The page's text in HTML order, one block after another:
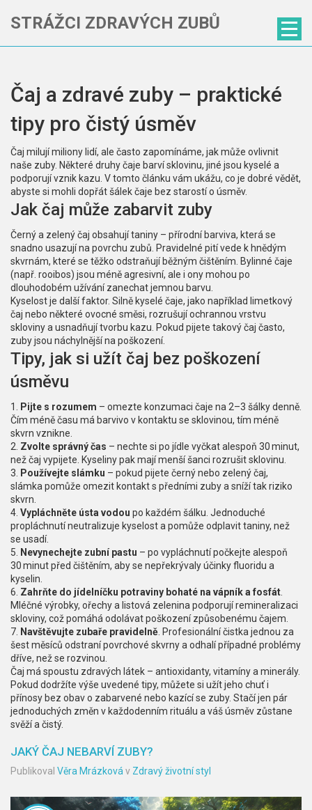
STRÁŽCI ZDRAVÝCH ZUBŮ
Čaj a zdravé zuby – praktické
tipy pro čistý úsměv
Čaj milují miliony lidí, ale často zapomínáme, jak může ovlivnit
naše zuby. Některé druhy čaje barví sklovinu, jiné jsou kyselé a
podporují vznik kazu. V tomto článku vám ukážu, co je dobré vědět,
abyste si mohli dopřát šálek čaje bez starostí o úsměv.
Jak čaj může zabarvit zuby
Černý a zelený čaj obsahují taniny – přírodní barviva, která se
snadno usazují na povrchu zubů. Pravidelné pití vede k hnědým
skvrnám, které se těžko odstraňují běžným čištěním. Bylinné čaje
(např. rooibos) jsou méně agresivní, ale i ony mohou po
dlouhodobém užívání zanechat jemnou barvu.
Kyselost je další faktor. Silně kyselé čaje, jako například limetkový
čaj nebo některé ovocné směsi, rozrušují ochrannou vrstvu
skloviny a usnadňují tvorbu kazu. Pokud pijete takový čaj často,
zuby jsou náchylnější na poškození.
Tipy, jak si užít čaj bez poškození
úsměvu
1. Pijte s rozumem – omezte konzumaci čaje na 2–3 šálky denně.
Čím méně času má barvivo v kontaktu se sklovinou, tím méně
skvrn vznikne.
2. Zvolte správný čas – nechte si po jídle vyčkat alespoň 30 minut,
než čaj vypijete. Kyseliny pak mají menší šanci rozrušit sklovinu.
3.
Používejte slámku – pokud pijete černý nebo zelený čaj,
slámka pomůže omezit kontakt s předními zuby a sníží tak riziko
skvrn.
4. Vypláchněte ústa vodou po každém šálku. Jednoduché
propláchnutí neutralizuje kyselost a pomůže odplavit taniny, než
se usadí.
5.
Nevynechejte zubní pastu – po vypláchnutí počkejte alespoň
30 minut před čištěním, aby se nepřekrývaly účinky fluoridu a
kyselin.
6. Zahrňte do jídelníčku potraviny bohaté na vápník a fosfát
Mléčné výrobky, ořechy a listová zelenina podporují remineralizaci
skloviny, což pomáhá odolávat poškození způsobenému čajem.
7. Navštěvujte zubaře pravidelně . Profesionální čistka jednou za
šest měsíců odstraní povrchové skvrny a odhalí případné problémy
dříve, než se rozvinou.
Čaj má spoustu zdravých látek – antioxidanty, vitamíny a minerály.
Pokud dodržíte výše uvedené tipy, můžete si užít jeho chuť i
přínosy bez obav o zabarvené nebo kazící se zuby. Stačí jen pár
jednoduchých změn v každodenním rituálu a váš úsměv zůstane
svěží a čistý.
JAKÝ ČAJ NEBARVÍ ZUBY?
Publikoval Věra Mrázková v Zdravý životní styl